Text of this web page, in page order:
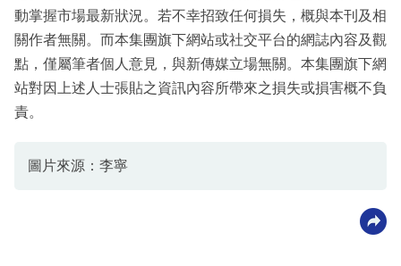
動掌握市場最新狀況。若不幸招致任何損失，概與本刊及相
關作者無關。而本集團旗下網站或社交平台的網誌內容及觀
點，僅屬筆者個人意見，與新傳媒立場無關。本集團旗下網
站對因上述人士張貼之資訊內容所帶來之損失或損害概不負
責。
圖片來源：李寧